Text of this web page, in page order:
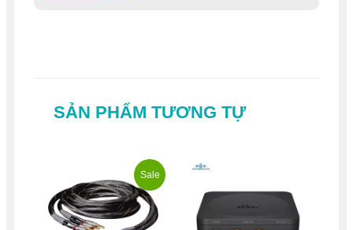
SẢN PHẨM TƯƠNG TỰ
Sale